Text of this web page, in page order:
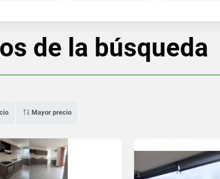
de la búsqueda
Mayor precio